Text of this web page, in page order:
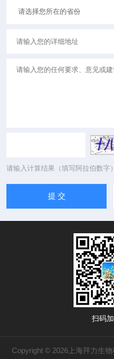
请输入计算结果（填写阿拉伯数字
扫码
Copyright © 2026上海拜力生